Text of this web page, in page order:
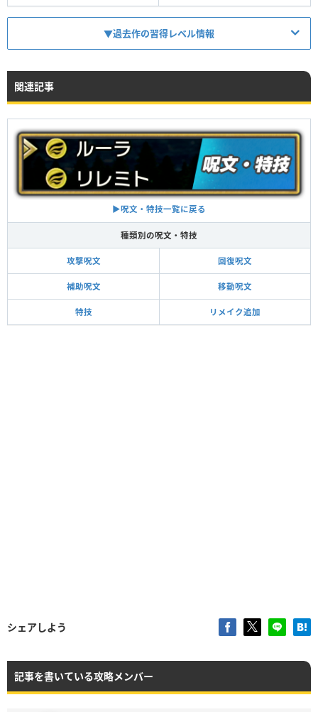
イオ 敵全体に約20のダメージ
イオラ 敵全体に約60のダメージ
イオナズン 敵全体に約140のダメージ
▼過去作の習得レベル情報
魔法使い
Lv11
賢者
Lv11
関連記事
▶呪文・特技一覧に戻る
種類別の呪文・特技
攻撃呪文 回復呪文
補助呪文 移動呪文
特技 リメイク追加
シェアしよう
記事を書いている攻略メンバー